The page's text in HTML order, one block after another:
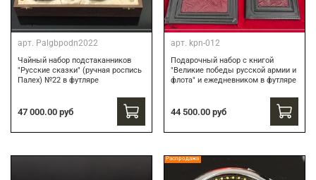
арт. Palgbpodn2022
Чайный набор подстаканников
"Русские сказки" (ручная роспись
Палех) №22 в футляре
47 000.00 руб
арт. kpn-012
Подарочный набор c книгой
"Великие победы русской армии и
флота" и ежедневником в футляре
44 500.00 руб
Распродажа